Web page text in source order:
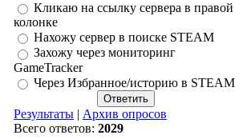
Кликаю на ссылку сервера в правой
колонке
Нахожу сервер в поиске STEAM
Захожу через мониторинг
GameTracker
Через Избранное/историю в STEAM
Результаты | Архив опросов
Всего ответов: 2029